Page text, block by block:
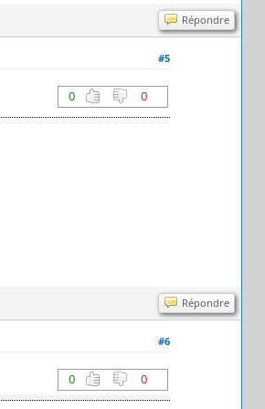
Répondre
#5
0 0
Répondre
#6
0 0